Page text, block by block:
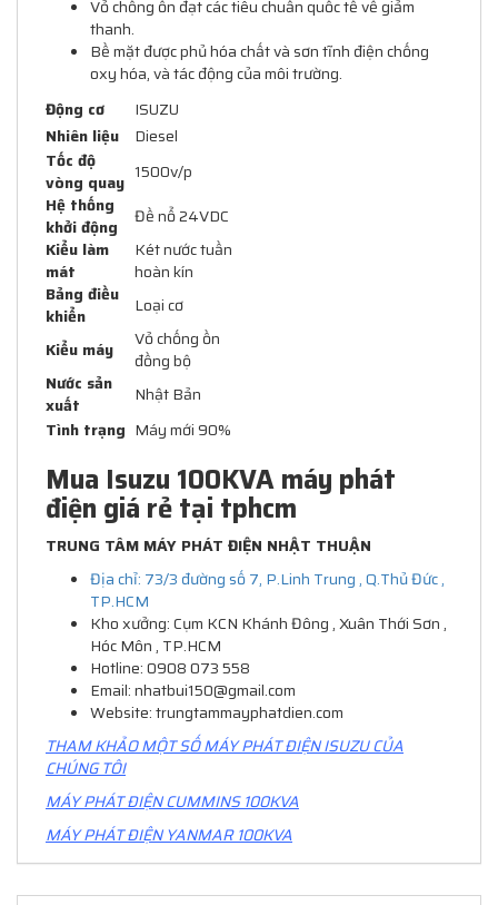
Vỏ chống ồn đạt các tiêu chuẩn quốc tế về giảm
thanh.
Bề mặt được phủ hóa chất và sơn tĩnh điện chống
oxy hóa, và tác động của môi trường.
Động cơ
ISUZU
Nhiên liệu
Diesel
Tốc độ
vòng quay 1500v/p
Hệ thống
khởi động
Đề nổ 24VDC
Kiểu làm
mát
Két nước tuần
hoàn kín
Bảng điều
khiển
Loại cơ
Kiểu máy
Vỏ chống ồn
đồng bộ
Nước sản
xuất
Nhật Bản
Tình trạng Máy mới 90%
Mua Isuzu 100KVA máy phát
điện giá rẻ tại tphcm
TRUNG TÂM MÁY PHÁT ĐIỆN NHẬT THUẬN
Địa chỉ: 73/3 đường số 7, P.Linh Trung , Q.Thủ Đức ,
TP.HCM
Kho xưởng: Cụm KCN Khánh Đông , Xuân Thới Sơn ,
Hóc Môn , TP.HCM
Hotline: 0908 073 558
Email: nhatbui150@gmail.com
Website: trungtammayphatdien.com
THAM KHẢO MỘT SỐ MÁY PHÁT ĐIỆN ISUZU CỦA
CHÚNG TÔI
MÁY PHÁT ĐIỆN CUMMINS 100KVA
MÁY PHÁT ĐIỆN YANMAR 100KVA